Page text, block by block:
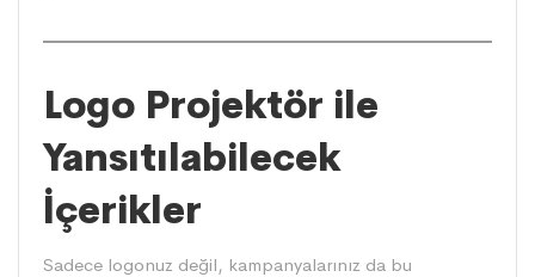
Logo Projektör ile
Yansıtılabilecek
İçerikler
Sadece logonuz değil, kampanyalarınız da bu